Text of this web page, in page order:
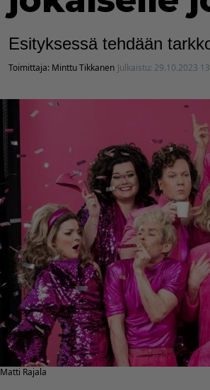
Esityksessä tehdään
Toimittaja: Minttu Tikkanen Julkaistu: 29.10.2023
Matti Rajala